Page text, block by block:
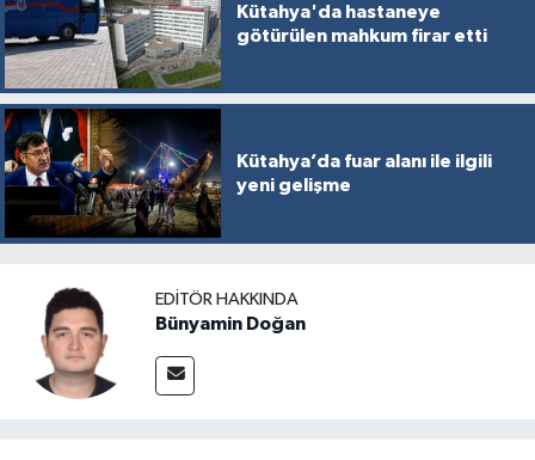
Kütahya'da hastaneye
götürülen mahkum firar etti
Kütahya’da fuar alanı ile ilgili
yeni gelişme
EDITÖR HAKKINDA
Bünyamin Doğan